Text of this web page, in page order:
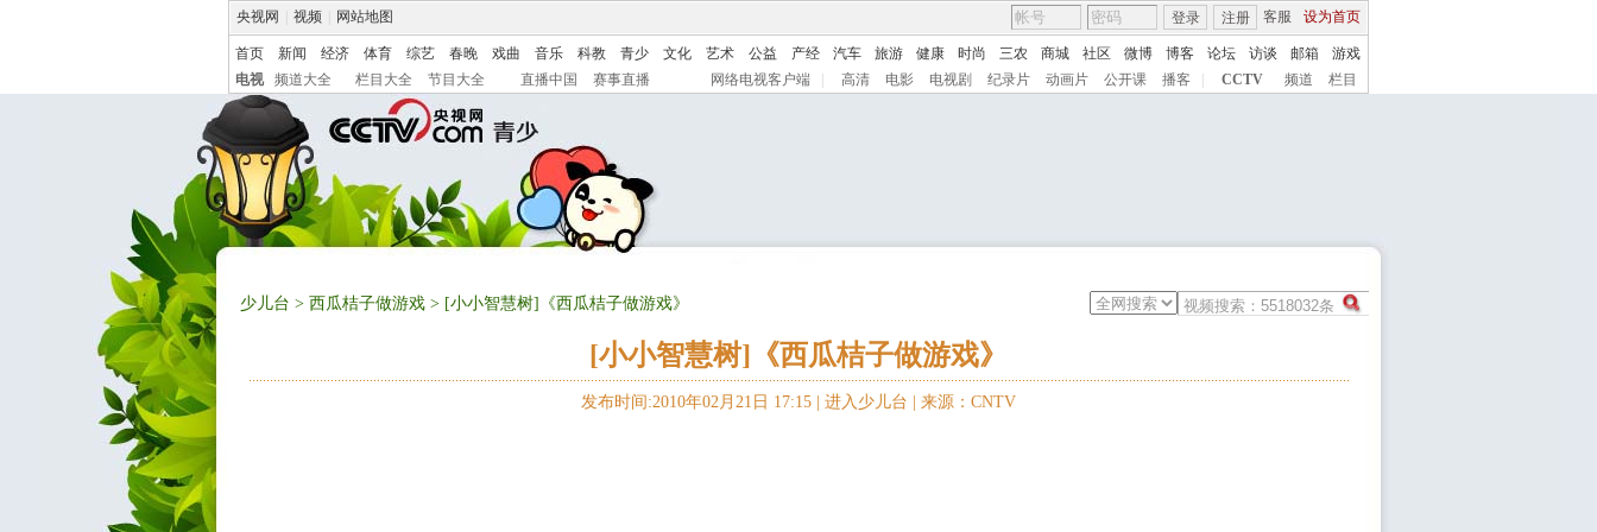
央视网 视频 网站地图 客服 设为首页
登录 注册
首页 新闻 经济 体育 综艺 春晚 戏曲 音乐 科教 青少 文化 艺术 公益 产经 汽车 旅游 健康 时尚 三农 商城 社区 微博 博客 论坛 访谈 邮箱
游戏
电视
频道大全 栏目大全 节目大全 直播中国 赛事直播 网络电视客户端 高清 电影 电视剧 纪录片 动画片 公开课 播客 CCTV 频道 栏目
少儿台 > 西瓜桔子做游戏 > [小小智慧树]《西瓜桔子做游戏》
[小小智慧树]《西瓜桔子做游戏》
发布时间:2010年02月21日 17:15 | 进入少儿台 来源：CNTV